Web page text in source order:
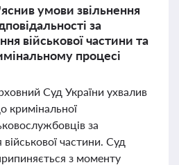
умови звільнення
за
військової частини та
процесі
Суд України ухвалив
кримінальної
за
частини. Суд
з моменту